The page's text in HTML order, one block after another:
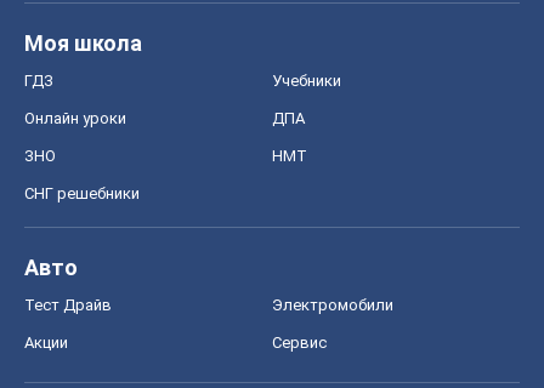
Моя школа
ГДЗ Учебники
Онлайн уроки ДПА
ЗНО НМТ
СНГ решебники
Авто
Тест Драйв Электромобили
Акции Сервис